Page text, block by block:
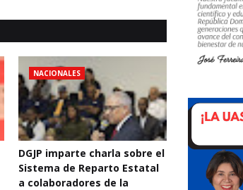
NACIONALES
DGJP imparte charla sobre el
Sistema de Reparto Estatal
a colaboradores de la